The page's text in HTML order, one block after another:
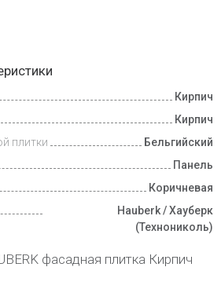
Кирпич
Кирпич
плитки
Бельгийский
Панель
Коричневая
Hauberk / Хауберк
(Технониколь)
фасадная плитка Кирпич